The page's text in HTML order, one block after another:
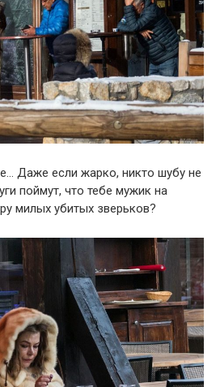
Даже если жарко, никто шубу не
поймут, что тебе мужик на
милых убитых зверьков?